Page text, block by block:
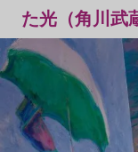
た光（角川武